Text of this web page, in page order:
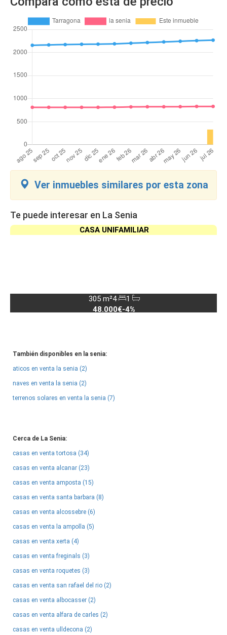
Ver inmuebles similares por esta zona
Te puede interesar en La Senia
CASA UNIFAMILIAR
305 m²4
1
48.000€-4%
También disponibles en la senia:
aticos en venta la senia (2)
naves en venta la senia (2)
terrenos solares en venta la senia (7)
Cerca de La Senia:
casas en venta tortosa (34)
casas en venta alcanar (23)
casas en venta amposta (15)
casas en venta santa barbara (8)
casas en venta alcossebre (6)
casas en venta la ampolla (5)
casas en venta xerta (4)
casas en venta freginals (3)
casas en venta roquetes (3)
casas en venta san rafael del rio (2)
casas en venta albocasser (2)
casas en venta alfara de carles (2)
casas en venta ulldecona (2)